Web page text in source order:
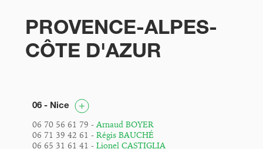
PROVENCE-ALPES-
CÔTE D'AZUR
06 - Nice
06 70 56 61 79 -Arnaud BOYER
06 71 39 42 61 - Régis BAUCHÉ
06 65 31 61 41 - Lionel CASTIGLIA